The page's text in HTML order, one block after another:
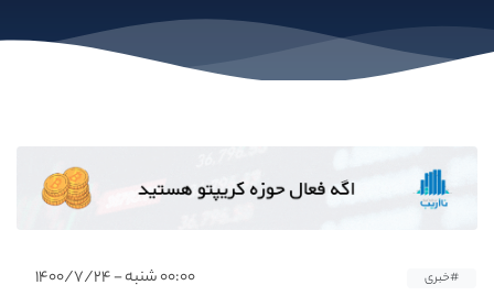
#خبری ۰۰:۰۰ شنبه - ۱۴۰۰/۷/۲۴